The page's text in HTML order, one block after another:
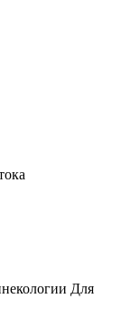
Для